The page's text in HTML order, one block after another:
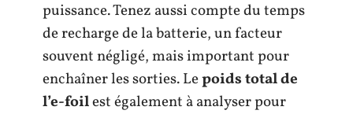
puissance. Tenez aussi compte du temps
de recharge de la batterie, un facteur
souvent négligé, mais important pour
enchaîner les sorties. Lepoids total de
l’e-foilest également à analyser pour